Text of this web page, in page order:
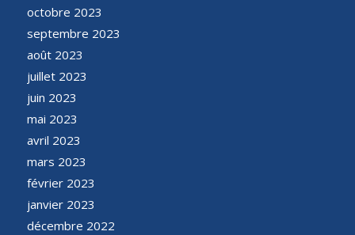
octobre 2023
septembre 2023
août 2023
juillet 2023
juin 2023
mai 2023
avril 2023
mars 2023
février 2023
janvier 2023
décembre 2022